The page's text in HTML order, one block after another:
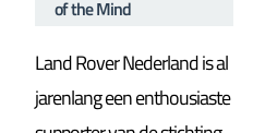
of the Mind
Land Rover Nederland is al
jarenlang een enthousiaste